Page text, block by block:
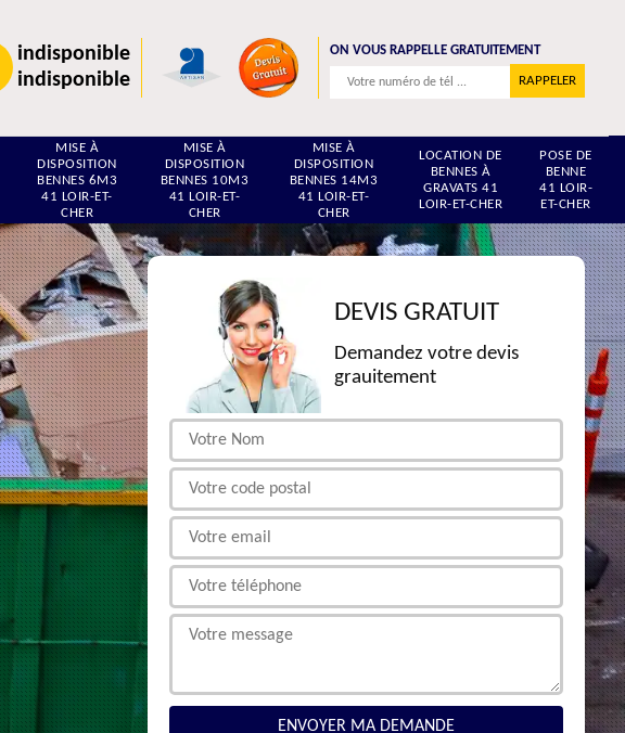
indisponible
indisponible
ON VOUS RAPPELLE GRATUITEMENT
MISE À
DISPOSITION
BENNES 6M3
41 LOIR-ET-
CHER
MISE À
DISPOSITION
BENNES 10M3
41 LOIR-ET-
CHER
MISE À
DISPOSITION
BENNES 14M3
41 LOIR-ET-
CHER
LOCATION DE
BENNES À
GRAVATS 41
LOIR-ET-CHER
POSE DE
BENNE
41 LOIR-
ET-CHER
DEVIS GRATUIT
Demandez votre devis
grauitement